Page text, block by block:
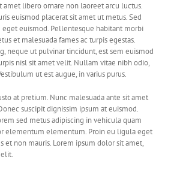
amet libero ornare non laoreet arcu luctus.
euismod placerat sit amet ut metus. Sed
euismod. Pellentesque habitant morbi
et malesuada fames ac turpis egestas.
neque ut pulvinar tincidunt, est sem euismod
nisl sit amet velit. Nullam vitae nibh odio,
ut est augue, in varius purus.
at pretium. Nunc malesuada ante sit amet
suscipit dignissim ipsum at euismod.
sed metus adipiscing in vehicula quam
elementum elementum. Proin eu ligula eget
et non mauris. Lorem ipsum dolor sit amet,